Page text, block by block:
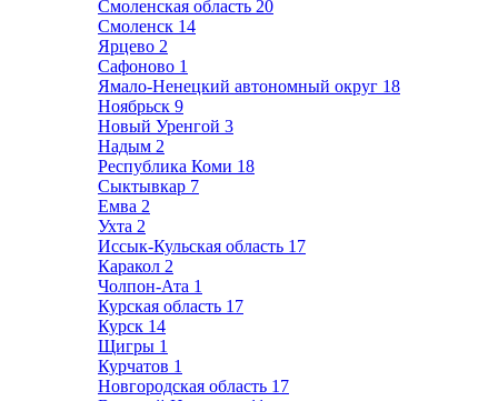
Смоленская область 20
Смоленск 14
Ярцево 2
Сафоново 1
Ямало-Ненецкий автономный округ 18
Ноябрьск 9
Новый Уренгой 3
Надым 2
Республика Коми 18
Сыктывкар 7
Емва 2
Ухта 2
Иссык-Кульская область 17
Каракол 2
Чолпон-Ата 1
Курская область 17
Курск 14
Щигры 1
Курчатов 1
Новгородская область 17